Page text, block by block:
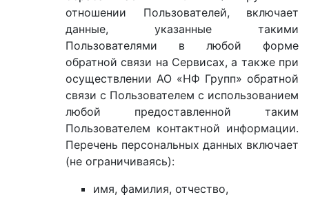
отношении Пользователей, включает
данные, указанные такими
Пользователями в любой форме
обратной связи на Сервисах, а также при
осуществлении АО «НФ Групп» обратной
связи с Пользователем с использованием
любой предоставленной таким
Пользователем контактной информации.
Перечень персональных данных включает
(не ограничиваясь):
имя, фамилия, отчество,